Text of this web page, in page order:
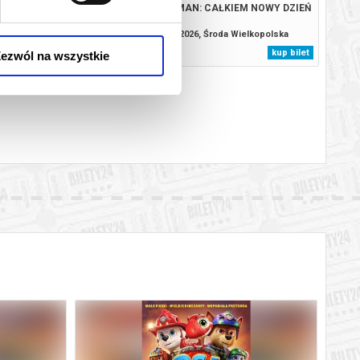
na wszystkie
I DINOZAURY
Środa Wielkopolska
kup bilet
SPIDER-MAN: CAŁKIEM NOWY DZIEŃ
12.08.2026, Środa Wielkopolska
kup bilet